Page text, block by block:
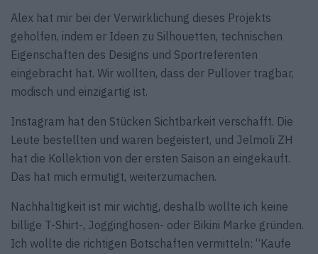
Alex hat mir bei der Verwirklichung dieses Projekts
geholfen, indem er Ideen zu Silhouetten, technischen
Eigenschaften des Designs und Sportreferenten
eingebracht hat. Wir wollten, dass der Pullover tragbar,
modisch und einzigartig ist.
Instagram hat den Stücken Sichtbarkeit verschafft. Die
Leute bestellten und waren begeistert, und Jelmoli ZH
hat die Kollektion von der ersten Saison an eingekauft.
Das hat mich ermutigt, weiterzumachen.
Nachhaltigkeit ist mir wichtig, deshalb wollte ich keine
billige T-Shirt-, Jogginghosen- oder Bikini Marke gründen.
Ich wollte die richtigen Botschaften vermitteln: “Kaufe